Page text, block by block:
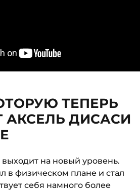
ТЕПЕРЬ
АКСЕЛЬ ДИСАСИ
на новый уровень.
в физическом плане и стал
себя намного более